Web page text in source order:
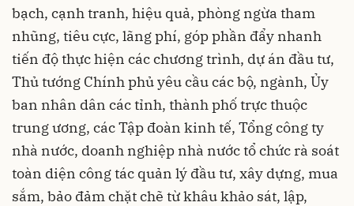
bạch, cạnh tranh, hiệu quả, phòng ngừa tham
nhũng, tiêu cực, lãng phí, góp phần đẩy nhanh
tiến độ thực hiện các chương trình, dự án đầu tư,
Thủ tướng Chính phủ yêu cầu các bộ, ngành, Ủy
ban nhân dân các tỉnh, thành phố trực thuộc
trung ương, các Tập đoàn kinh tế, Tổng công ty
nhà nước, doanh nghiệp nhà nước tổ chức rà soát
toàn diện công tác quản lý đầu tư, xây dựng, mua
sắm, bảo đảm chặt chẽ từ khâu khảo sát, lập,